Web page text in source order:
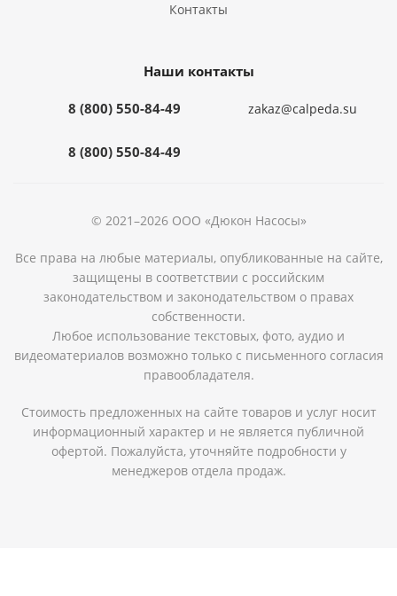
Контакты
Наши контакты
8 (800) 550-84-49
8 (800) 550-84-49
zakaz@calpeda.su
© 2021–2026 ООО «Дюкон Насосы»
Все права на любые материалы, опубликованные на сайте,
защищены в соответствии с российским
законодательством и законодательством о правах
собственности.
Любое использование текстовых, фото, аудио и
видеоматериалов возможно только с письменного согласия
правообладателя.
Стоимость предложенных на сайте товаров и услуг носит
информационный характер и не является публичной
офертой. Пожалуйста, уточняйте подробности у
менеджеров отдела продаж.